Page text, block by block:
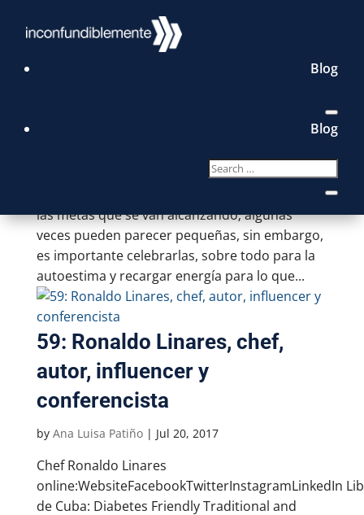
Blog
Blog
Hoy tenemos un programa especial dedicado
las metas que se van alcanzando; algunas
veces pueden parecer pequeñas, sin embargo,
es importante celebrarlas, sobre todo para la
autoestima y recargar energía para lo que...
59: Ronaldo Linares, chef,
autor, influencer y
conferencista
by Ana Luisa Patiño| Jul 20, 2017
Chef Ronaldo Linares
online:WebsiteFacebookTwitterInstagramLinkedIn
de Cuba: Diabetes Friendly Traditional and